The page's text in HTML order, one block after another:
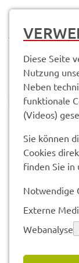
Vorle­sen
31.01.2022
Diese Seite
Nutzung
Neben
funktionale
(Videos)
Sie können
Cookies
finden Sie in
Notwendige
Externe
Webanalyse